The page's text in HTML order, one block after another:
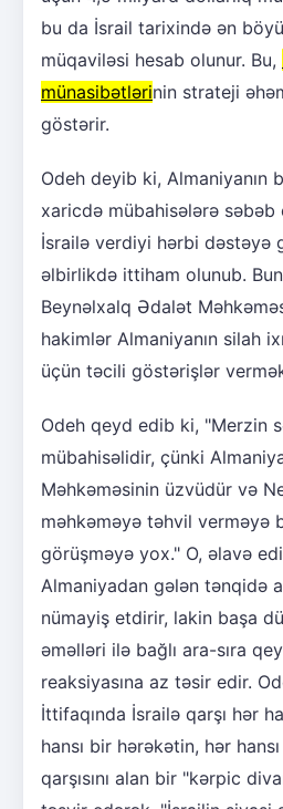
bu da İsrail tarixində ən
müqaviləsi hesab olunur. Bu,
münasibətlərinin strateji
göstərir.
Odeh deyib ki, Almaniyanın
xaricdə mübahisələrə səbəb
İsrailə verdiyi hərbi dəstəyə
əlbirlikdə ittiham olunub.
Beynəlxalq Ədalət
hakimlər Almaniyanın silah
üçün təcili göstərişlər
Odeh qeyd edib ki, "Merzin
mübahisəlidir, çünki
Məhkəməsinin üzvüdür və
məhkəməyə təhvil verməyə
görüşməyə yox." O, əlavə
Almaniyadan gələn tənqidə
nümayiş etdirir, lakin başa
əməlləri ilə bağlı ara-sıra
reaksiyasına az təsir edir.
İttifaqında İsrailə qarşı hər
hansı bir hərəkətin, hər
qarşısını alan bir "kərpic